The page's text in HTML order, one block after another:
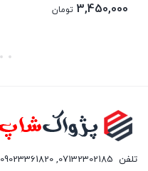
3,450,000 تومان
تلفن 07132302185
,
09023361820